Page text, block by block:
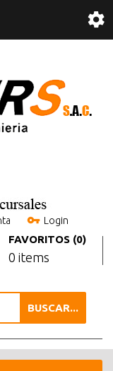
Login
FAVORITOS (0)
0 items
BUSCAR...